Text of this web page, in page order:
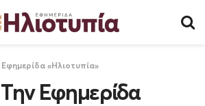
«Ηλιοτυπία»
Εφημερίδα